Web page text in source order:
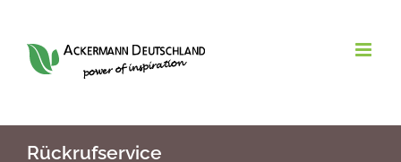
springen
Rückrufservice